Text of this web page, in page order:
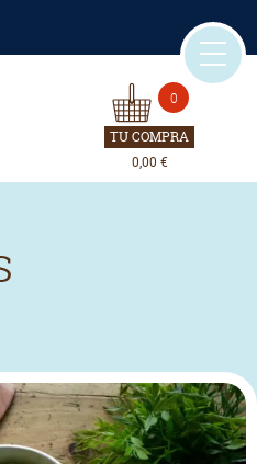
0
TU COMPRA
0,00 €